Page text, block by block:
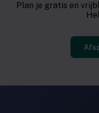
Plan je gratis en